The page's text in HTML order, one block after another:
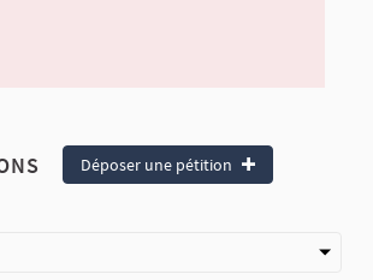
Déposer une pétition